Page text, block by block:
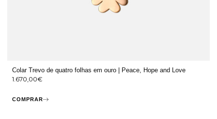
Colar Trevo de quatro folhas em ouro | Peace, Hope and Love
1.670,00€
COMPRAR